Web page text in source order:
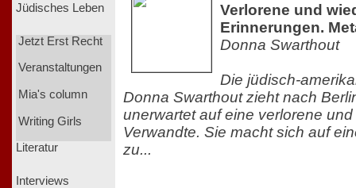
Jüdisches Leben
Jetzt Erst Recht
Veranstaltungen
Mia's column
Writing Girls
Literatur
Interviews
Verlorene und
Erinnerungen.
Donna Swarthout
Die jüdisch-
Donna Swarthout zieht nach
unerwartet auf eine verlorene
Verwandte. Sie macht sich auf
zu...